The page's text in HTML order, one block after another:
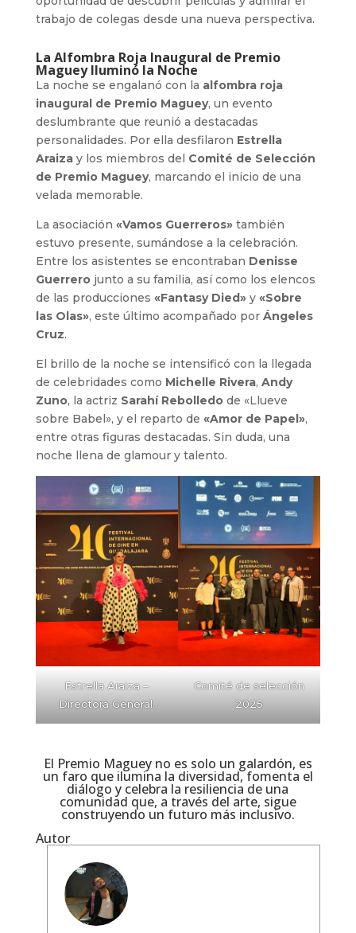
trabajo de colegas desde una nueva perspectiva.
La Alfombra Roja Inaugural de Premio
Maguey Iluminó la Noche
La noche se engalanó con la alfombra roja
inaugural de Premio Maguey, un evento
deslumbrante que reunió a destacadas
personalidades. Por ella desfilaron Estrella
Araizay los miembros del Comité de Selección
de Premio Maguey, marcando el inicio de una
velada memorable.
La asociación «Vamos Guerreros»también
estuvo presente, sumándose a la celebración.
Entre los asistentes se encontraban Denisse
Guerrerojunto a su familia, así como los elencos
de las producciones «Fantasy Died»y «Sobre
las Olas», este último acompañado por Ángeles
Cruz.
El brillo de la noche se intensificó con la llegada
de celebridades como Michelle Rivera, Andy
Zuno, la actriz Sarahí Rebolledode «Llueve
sobre Babel», y el reparto de «Amor de Papel»,
entre otras figuras destacadas. Sin duda, una
noche llena de glamour y talento.
Estrella Araiza –
Directora General.
Comité de selección
2025
El Premio Maguey no es solo un galardón, es
un faro que ilumina la diversidad, fomenta el
diálogo y celebra la resiliencia de una
comunidad que, a través del arte, sigue
construyendo un futuro más inclusivo.
Autor